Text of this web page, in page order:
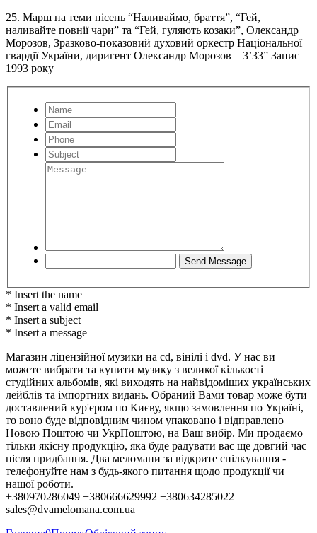
25. Марш на теми пісень “Наливаймо, браття”, “Гей,
наливайте повнії чари” та “Гей, гуляють козаки”, Олександр
Морозов, Зразково-показовий духовий оркестр Національної
гвардії України, диригент Олександр Морозов – 3’33” Запис
1993 року
* Insert the name
* Insert a valid email
* Insert a subject
* Insert a message
Магазин ліцензійної музики на cd, вінілі і dvd. У нас ви
можете вибрати та купити музику з великої кількості
студійних альбомів, які виходять на найвідоміших українських
лейблів та імпортних видань. Обраний Вами товар може бути
доставлений кур'єром по Києву, якщо замовлення по Україні,
то воно буде відповідним чином упаковано і відправлено
Новою Поштою чи УкрПоштою, на Ваш вибір. Ми продаємо
тільки якісну продукцію, яка буде радувати вас ще довгий час
після придбання. Два меломани за відкрите спілкування -
телефонуйте нам з будь-якого питання щодо продукції чи
нашої роботи.
+380970286049 +380666629992 +380634285022
sales@dvamelomana.com.ua